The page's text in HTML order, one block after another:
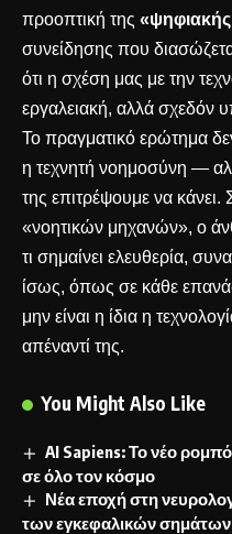
προοπτική της
συνείδησης που
ότι η σχέση μας με την
εργαλειακή, αλλά σχεδόν
Το πραγματικό ερώτημα
η τεχνητή νοημοσύνη —
της επιτρέψουμε να
«νοητικών μηχανών», ο
τι σημαίνει ελευθερία,
ίσως, όπως σε κάθε
μην είναι η ίδια η
απέναντί της.
You Might Also Like
AI Sapiens: Το νέο
σε όλο τον κόσμο
Νέα εποχή στη
των εγκεφαλικών σημάτων